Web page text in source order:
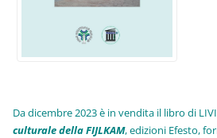
Da dicembre 2023 è in vendita il libro di
culturale della FIJLKAM, edizioni Efesto,